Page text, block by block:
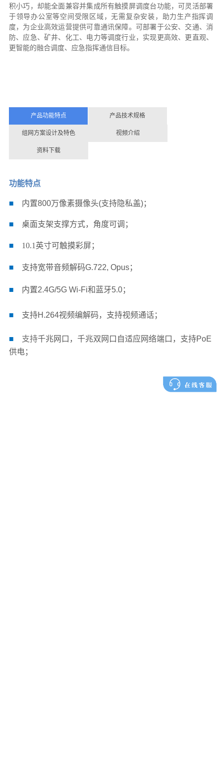
积小巧，却能全面兼容并集成所有触摸屏调度台功能，可灵活部署
于领导办公室等空间受限区域，无需复杂安装，助力生产指挥调
度，为企业高效运营提供可靠通讯保障。 可部署于公安、交通、消
防、应急、矿井、化工、电力等调度行业，实现更高效、更直观、
更智能的融合调度、应急指挥通信目标。
产品功能特点 产品技术规格
组网方案设计及特色 视频介绍
资料下载
功能特点
■ 内置800万像素摄像头(支持隐私盖)；
■ 桌面支架支撑方式，角度可调；
■ 10.1英寸可触摸彩屏；
■ 支持宽带音频解码G.722, Opus；
■ 内置2.4G/5G Wi-Fi和蓝牙5.0；
■ 支持H.264视频编解码，支持视频通话；
■ 支持千兆网口，千兆双网口自适应网络端口，支持PoE
供电；